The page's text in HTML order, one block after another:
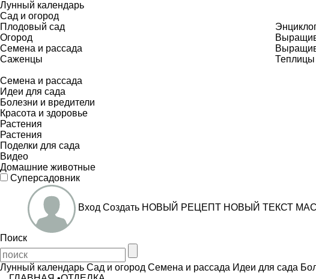
Лунный календарь
Сад и огород
Плодовый сад
Огород
Семена и рассада
Саженцы
Теплицы
Семена и рассада
Идеи для сада
Болезни и вредители
Красота и здоровье
Растения
Растения
Поделки для сада
Видео
Домашние животные
Суперсадовник
Вход Создать НОВЫЙ РЕЦЕПТ НОВЫЙ ТЕКСТ
Поиск
Лунный календарь Сад и огород Семена и рассада Идеи для сада